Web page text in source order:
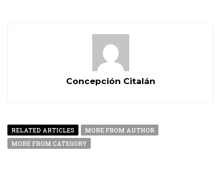
Concepción Citalán
RELATED ARTICLES
MORE FROM AUTHOR
MORE FROM CATEGORY